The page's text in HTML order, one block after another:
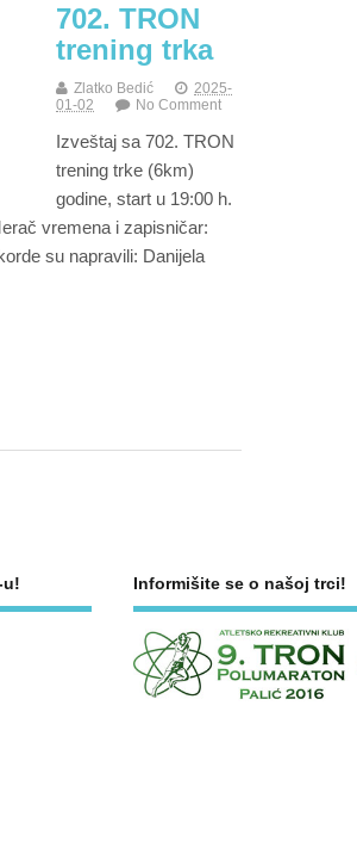
702. TRON
trening trka
Zlatko Bedić
2025-
01-02
No Comment
Izveštaj sa 702. TRON
trening trke (6km)
godine, start u 19:00 h.
vremena i zapisničar:
su napravili: Danijela
u! Informišite se o našoj trci!